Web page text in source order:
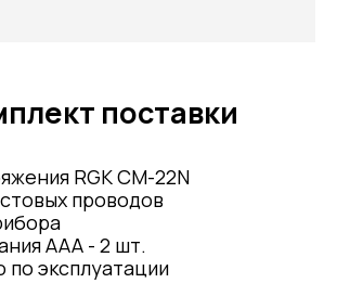
поставки
RGK CM-22N
проводов
ААА - 2 шт.
по эксплуатации